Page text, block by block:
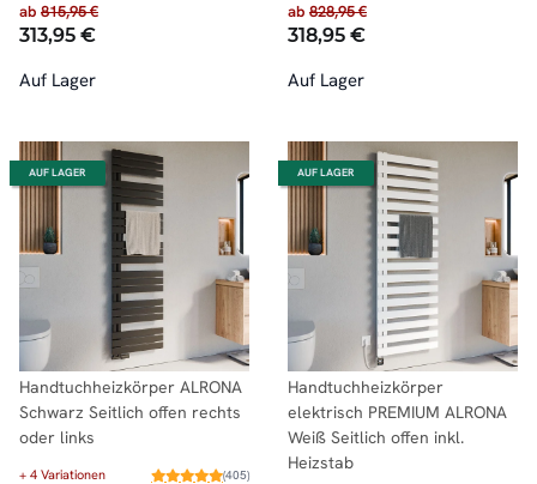
ab 815,95 €
313,95 €
Auf Lager
ab 828,95 €
318,95 €
Auf Lager
AUF LAGER
Handtuchheizkörper ALRONA
Schwarz Seitlich offen rechts
oder links
+ 4 Variationen (405)
AUF LAGER
Handtuchheizkörper
elektrisch PREMIUM ALRONA
Weiß Seitlich offen inkl.
Heizstab